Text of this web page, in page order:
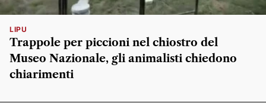
LIPU
Trappole per piccioni nel chiostro del
Museo Nazionale, gli animalisti chiedono
chiarimenti